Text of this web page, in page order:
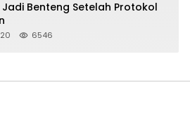
Benteng Setelah Protokol
6546